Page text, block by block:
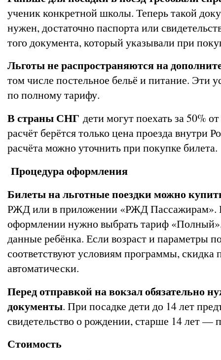
ученик конкретной школы. Теперь такой
нужен, достаточно паспорта или
того документа, который указывали при
Льготы не распространяются на
том числе постельное бельё и питание. Эти
по полному тарифу.
В страны СНГ дети могут поехать за 50%
расчёт берётся только цена проезда внутри
расчёта можно уточнить при покупке билета.
Процедура оформления
Билеты на льготные поездки можно
РЖД или в приложении «РЖД Пассажирам».
оформлении нужно выбрать тариф «Полный»,
данные ребёнка. Если возраст и параметры
соответствуют условиям программы, скидка
автоматически.
Перед отправкой на вокзал обязательно
документы. При посадке дети до 14 лет
свидетельство о рождении, старше 14 лет —
Стоимость